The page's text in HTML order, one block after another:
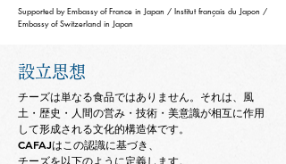
Supported by Embassy of France in Japan / Institut français du Japon /
Embassy of Switzerland in Japan
設立思想
チーズは単なる食品ではありません。それは、風
土・歴史・人間の営み・技術・美意識が相互に作用
して形成される文化的構造体です。
CAFAJはこの認識に基づき、
チーズを以下のように定義します。